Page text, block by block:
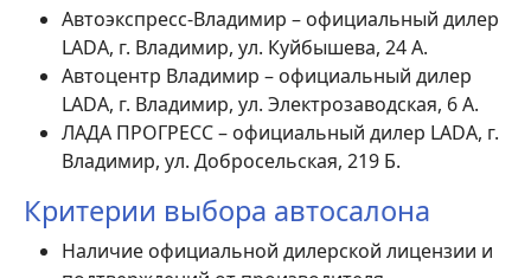
Автоэкспресс-Владимир – официальный дилер
LADA, г. Владимир, ул. Куйбышева, 24 А.
Автоцентр Владимир – официальный дилер
LADA, г. Владимир, ул. Электрозаводская, 6 А.
ЛАДА ПРОГРЕСС – официальный дилер LADA, г.
Владимир, ул. Добросельская, 219 Б.
Критерии выбора автосалона
Наличие официальной дилерской лицензии и